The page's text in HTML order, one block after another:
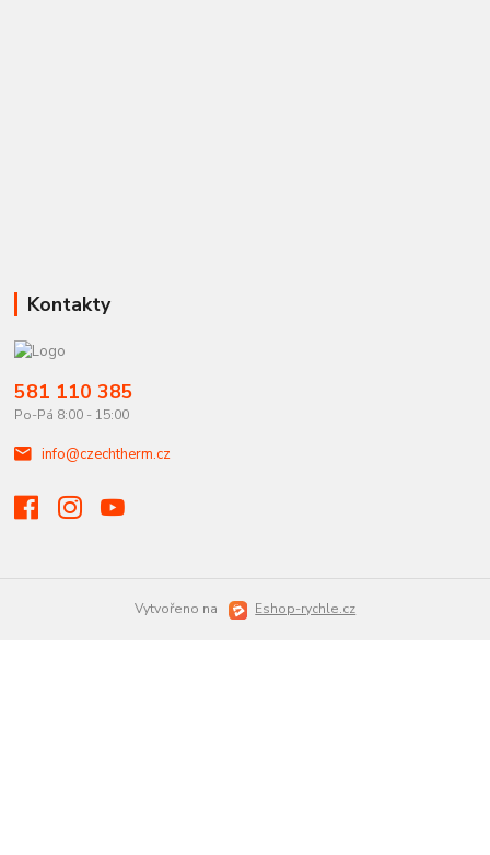
Kontakty
581 110 385
Po-Pá 8:00 - 15:00
info@czechtherm.cz
Vytvořeno na Eshop-rychle.cz